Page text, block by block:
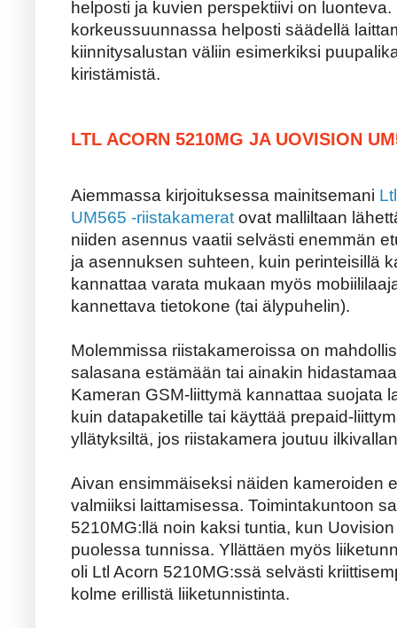
helposti ja kuvien perspektiivi on
korkeussuunnassa helposti säädellä
kiinnitysalustan väliin esimerkiksi
kiristämistä.
LTL ACORN 5210MG JA UOVISION
Aiemmassa kirjoituksessa mainitsemani
UM565 -riistakameratovat malliltaan
niiden asennus vaatii selvästi enemmän
ja asennuksen suhteen, kuin perinteisillä
kannattaa varata mukaan myös
kannettava tietokone (tai älypuhelin).
Molemmissa riistakameroissa on
salasana estämään tai ainakin
Kameran GSM-liittymä kannattaa suojata
kuin datapaketille tai käyttää prepaid-
yllätyksiltä, jos riistakamera joutuu
Aivan ensimmäiseksi näiden kameroiden
valmiiksi laittamisessa. Toimintakuntoon
5210MG:llä noin kaksi tuntia, kun
puolessa tunnissa. Yllättäen myös
oli Ltl Acorn 5210MG:ssä selvästi
kolme erillistä liiketunnistinta.